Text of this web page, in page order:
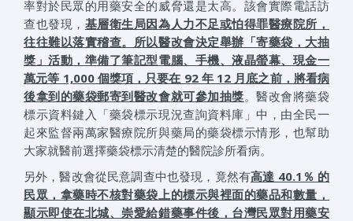
率對於民眾的用藥安全的威脅還是太高。該會實際電話訪
查也發現， 基層衛生局因為人力不足或怕得罪醫療院所，
往往難以落實稽查。所以醫改會決定舉辦「寄藥袋，大抽
獎」活動，準備了筆記型電腦、手機、液晶螢幕、現金一
萬元等 1,000 個獎項，只要在 92 年 12 月底之前，將看病
後拿到的藥袋郵寄到醫改會就可參加抽獎。醫改會將藥袋
標示資料鍵入「藥袋標示現況查詢資料庫」中，由全民一
起來監督兩萬家醫療院所與藥局的藥袋標示情形，也幫助
大家就醫前選擇藥袋標示清楚的醫院診所看病。
另外，醫改會從民意調查中也發現，竟然有高達 40.1％ 的
民眾，拿藥時不核對藥袋上的標示與裡面的藥品和數量，
顯示即使在北城、崇愛給錯藥事件後，台灣民眾對用藥安